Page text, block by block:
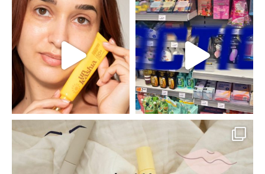
claudiaadina_mua claudiaadina_mua
claudiaadina_mua